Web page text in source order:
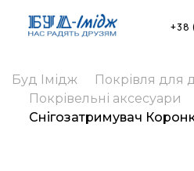
to
+38
Буд Імідж
Покрівля для
Покрівельні аксесуари
Снігозатримувач